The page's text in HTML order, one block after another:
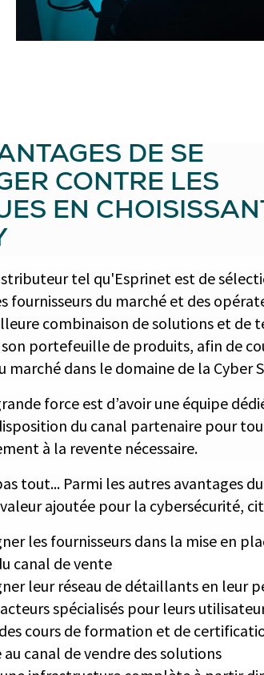
DE SE
CONTRE LES
EN
tel qu'Esprinet est de
fournisseurs du marché et des
combinaison de solutions et de
son portefeuille de produits, afin de
marché dans le domaine de la Cyber
force est d’avoir une équipe
du canal partenaire pour
à la revente nécessaire.
tout... Parmi les autres avantages
ajoutée pour la cybersécurité,
les fournisseurs dans la mise en
canal de vente
leur réseau de détaillants en leur
spécialisés pour leurs
cours de formation et de
canal de vendre des solutions